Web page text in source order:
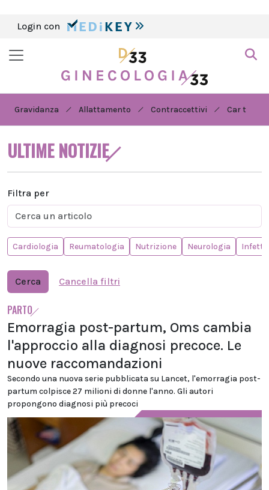
Login con
Gravidanza Allattamento Contraccettivi Car t
ULTIME NOTIZIE
Filtra per
Cardiologia Reumatologia Nutrizione Neurologia
Cerca Cancella filtri
PARTO
Emorragia post-partum, Oms cambia
l'approccio alla diagnosi precoce. Le
nuove raccomandazioni
Secondo una nuova serie pubblicata su Lancet, l'emorragia post-
partum colpisce 27 milioni di donne l'anno. Gli autori
propongono diagnosi più precoci